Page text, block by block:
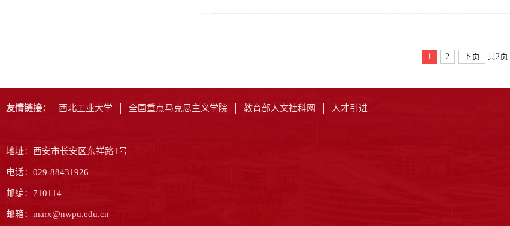
1 2 下页 共2页
友情链接： 西北工业大学 全国重点马克思主义学院 教育部人文社科网 人才引进
地址：西安市长安区东祥路1号
电话：029-88431926
邮编：710114
邮箱：marx@nwpu.edu.cn